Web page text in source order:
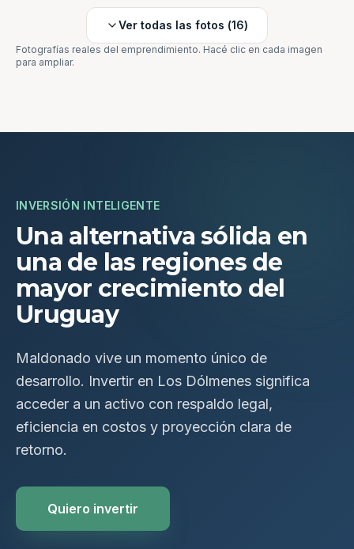
Ver todas las fotos (16)
Fotografías reales del emprendimiento. Hacé clic en cada imagen
para ampliar.
INVERSIÓN INTELIGENTE
Una alternativa sólida en
una de las regiones de
mayor crecimiento del
Uruguay
Maldonado vive un momento único de
desarrollo. Invertir en Los Dólmenes significa
acceder a un activo con respaldo legal,
eficiencia en costos y proyección clara de
retorno.
Quiero invertir